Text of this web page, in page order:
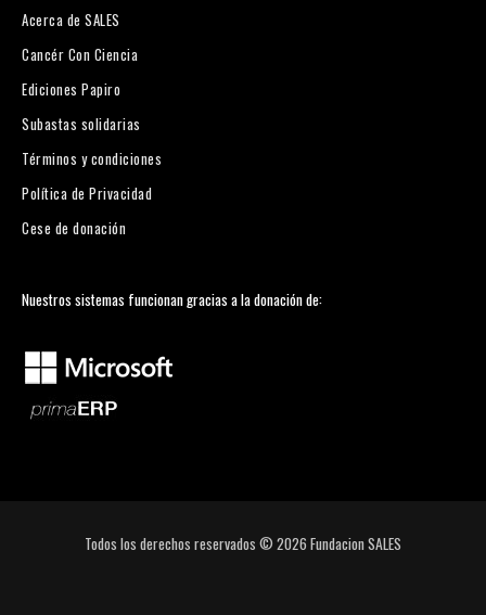
Acerca de SALES
Cancér Con Ciencia
Ediciones Papiro
Subastas solidarias
Términos y condiciones
Política de Privacidad
Cese de donación
Nuestros sistemas funcionan gracias a la donación de:
Todos los derechos reservados © 2026 Fundacion SALES